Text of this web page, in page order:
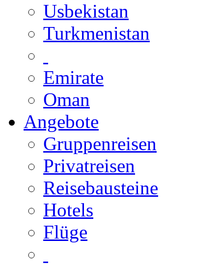
Usbekistan
Turkmenistan
Emirate
Oman
Angebote
Gruppenreisen
Privatreisen
Reisebausteine
Hotels
Flüge